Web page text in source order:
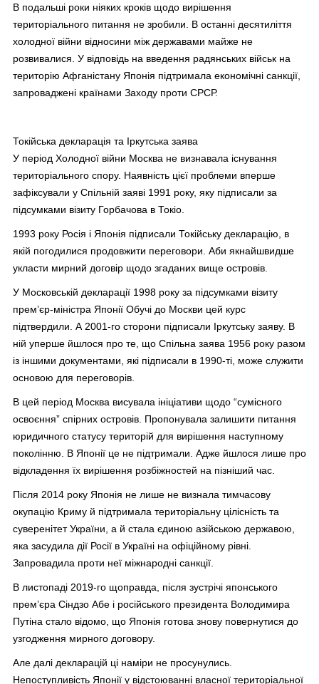
В подальші роки ніяких кроків щодо вирішення
територіального питання не зробили. В останні десятиліття
холодної війни відносини між державами майже не
розвивалися. У відповідь на введення радянських військ на
територію Афганістану Японія підтримала економічні санкції,
запроваджені країнами Заходу проти СРСР.
Токійська декларація та Іркутська заява
У період Холодної війни Москва не визнавала існування
територіального спору. Наявність цієї проблеми вперше
зафіксували у Спільній заяві 1991 року, яку підписали за
підсумками візиту Горбачова в Токіо.
1993 року Росія і Японія підписали Токійську декларацію, в
якій погодилися продовжити переговори. Аби якнайшвидше
укласти мирний договір щодо згаданих вище островів.
У Московській декларації 1998 року за підсумками візиту
прем’єр-міністра Японії Обучі до Москви цей курс
підтвердили. А 2001-го сторони підписали Іркутську заяву. В
ній уперше йшлося про те, що Спільна заява 1956 року разом
із іншими документами, які підписали в 1990-ті, може служити
основою для переговорів.
В цей період Москва висувала ініціативи щодо “сумісного
освоєння” спірних островів. Пропонувала залишити питання
юридичного статусу територій для вирішення наступному
поколінню. В Японії це не підтримали. Адже йшлося лише про
відкладення їх вирішення розбіжностей на пізніший час.
Після 2014 року Японія не лише не визнала тимчасову
окупацію Криму й підтримала територіальну цілісність та
суверенітет України, а й стала єдиною азійською державою,
яка засудила дії Росії в Україні на офіційному рівні.
Запровадила проти неї міжнародні санкції.
В листопаді 2019-го щоправда, після зустрічі японського
прем’єра Сіндзо Абе і російського президента Володимира
Путіна стало відомо, що Японія готова знову повернутися до
узгодження мирного договору.
Але далі декларацій ці наміри не просунулись.
Непоступливість Японії у відстоюванні власної територіальної